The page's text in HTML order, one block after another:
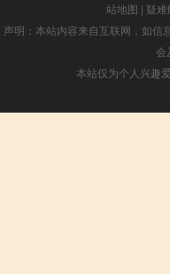
站地图 | 疑难
声明：本站内容来自互联网，如信
会
本站仅为个人兴趣